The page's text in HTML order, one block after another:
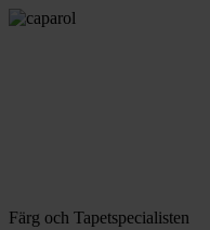
Färg och Tapetspecialisten